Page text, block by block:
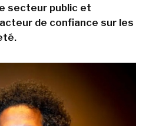
secteur public et
de confiance sur les